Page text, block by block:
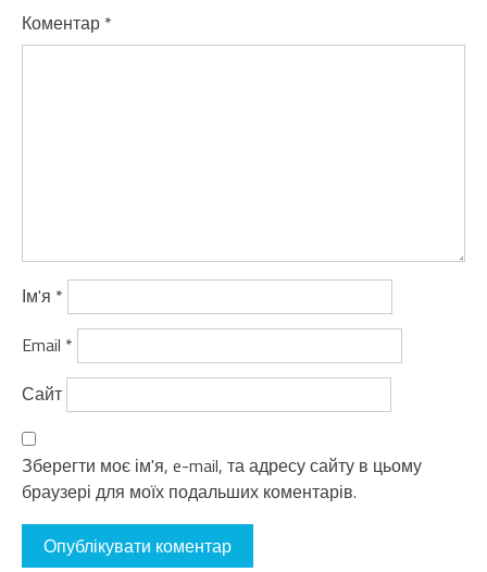
Коментар *
Ім'я *
Email *
Сайт
Зберегти моє ім'я, e-mail, та адресу сайту в цьому
браузері для моїх подальших коментарів.